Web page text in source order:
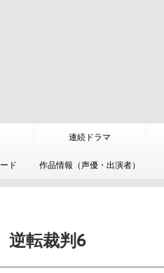
連続ドラマ
ド 作品情報（声優・出演者）
転裁判6